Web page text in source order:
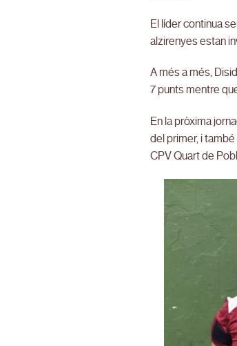
El líder continua
alzirenyes estan
A més a més,
7 punts mentre
En la pròxima
del primer, i
CPV Quart de